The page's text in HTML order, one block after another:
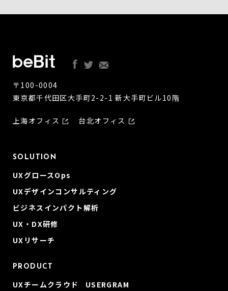
〒100-0004
東京都千代田区大手町2-2-1 新大手町ビル10階
上海オフィス 台北オフィス
SOLUTION
UXグロースOps
UXデザインコンサルティング
ビジネスインパクト解析
UX・DX研修
UXリサーチ
PRODUCT
UXチームクラウド USERGRAM